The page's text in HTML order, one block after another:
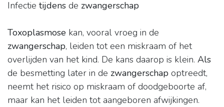
Infectie tijdens de zwangerschap
Toxoplasmose kan, vooral vroeg in de
zwangerschap, leiden tot een miskraam of het
overlijden van het kind. De kans daarop is klein. Als
de besmetting later in de zwangerschap optreedt,
neemt het risico op miskraam of doodgeboorte af,
maar kan het leiden tot aangeboren afwijkingen.